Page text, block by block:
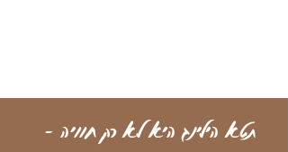
תטא הילינג היא לא רק חוויה -